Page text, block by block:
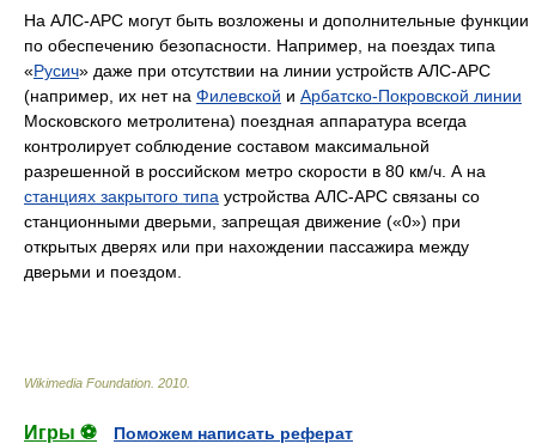
На АЛС-АРС могут быть возложены и дополнительные функции
по обеспечению безопасности. Например, на поездах типа
«Русич» даже при отсутствии на линии устройств АЛС-АРС
(например, их нет на Филевской и Арбатско-Покровской линии
Московского метролитена) поездная аппаратура всегда
контролирует соблюдение составом максимальной
разрешенной в российском метро скорости в 80 км/ч. А на
станциях закрытого типа устройства АЛС-АРС связаны со
станционными дверьми, запрещая движение («0») при
открытых дверях или при нахождении пассажира между
дверьми и поездом.
Wikimedia Foundation 2010
Игры ⚽
Поможем написать реферат